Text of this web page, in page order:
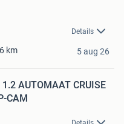
Details
km 5 aug 26
AUTOMAAT CRUISE
CAM